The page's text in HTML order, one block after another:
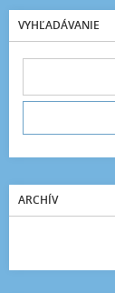
VYHĽADÁVANIE
ARCHÍV